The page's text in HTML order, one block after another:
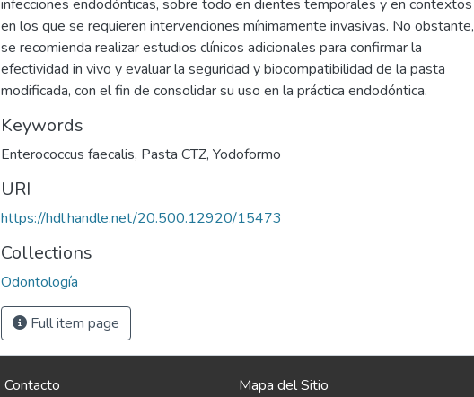
infecciones endodónticas, sobre todo en dientes temporales y en contextos
en los que se requieren intervenciones mínimamente invasivas. No obstante,
se recomienda realizar estudios clínicos adicionales para confirmar la
efectividad in vivo y evaluar la seguridad y biocompatibilidad de la pasta
modificada, con el fin de consolidar su uso en la práctica endodóntica.
Keywords
Enterococcus faecalis, Pasta CTZ, Yodoformo
URI
https://hdl.handle.net/20.500.12920/15473
Collections
Odontología
Full item page
Contacto Mapa del Sitio